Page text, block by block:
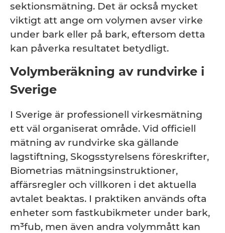
sektionsmätning. Det är också mycket
viktigt att ange om volymen avser virke
under bark eller på bark, eftersom detta
kan påverka resultatet betydligt.
Volymberäkning av rundvirke i
Sverige
I Sverige är professionell virkesmätning
ett väl organiserat område. Vid officiell
mätning av rundvirke ska gällande
lagstiftning, Skogsstyrelsens föreskrifter,
Biometrias mätningsinstruktioner,
affärsregler och villkoren i det aktuella
avtalet beaktas. I praktiken används ofta
enheter som fastkubikmeter under bark,
m³fub, men även andra volymmått kan